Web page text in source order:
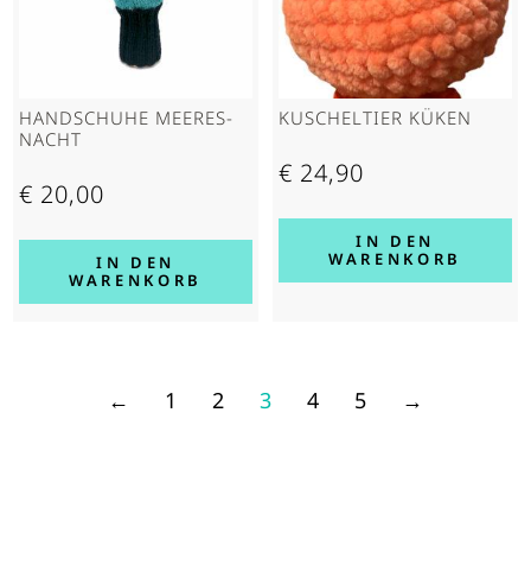
HAND­SCHUHE MEERES­
NACHT
€ 20,00
IN DEN
WARENKORB
KUSCHELTIER KÜKEN
€ 24,90
IN DEN
WARENKORB
← 1 2 3 4 5 →